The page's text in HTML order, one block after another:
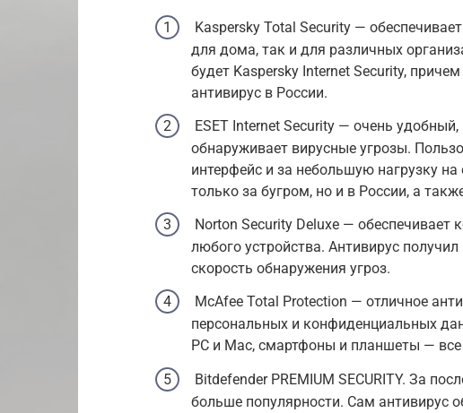
Kaspersky Total Security —
для дома, так и для различных
будет Kaspersky Internet Security,
антивирус в России.
ESET Internet Security — очень
обнаруживает вирусные угрозы.
интерфейс и за небольшую нагрузку
только за бугром, но и в России, а
Norton Security Deluxe —
любого устройства. Антивирус
скорость обнаружения угроз.
McAfee Total Protection — отличное
персональных и конфиденциальных
PC и Mac, смартфоны и планшеты —
Bitdefender PREMIUM SECURITY. За
больше популярности. Сам антивирус